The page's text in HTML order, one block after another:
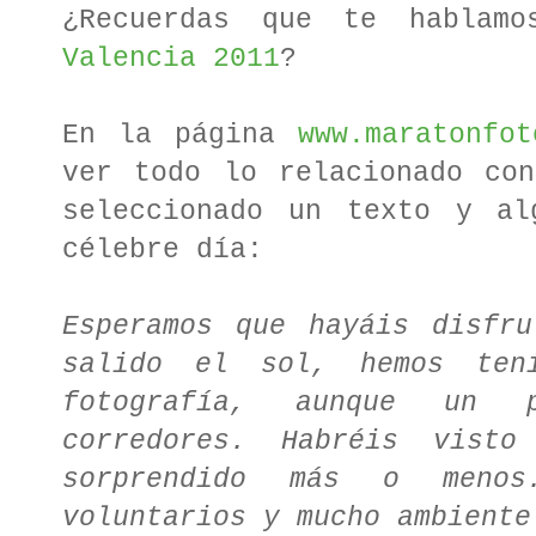
¿Recuerdas que te
Valencia 2011?
En la página
ver todo lo relacionado
seleccionado un texto y
célebre día:
Esperamos que hayáis
salido el sol, hemos
fotografía, aunque un
corredores. Habréis
sorprendido más o
voluntarios y mucho